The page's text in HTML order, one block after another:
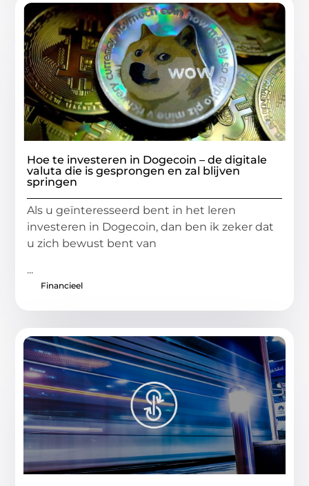
Hoe te investeren in Dogecoin – de digitale
valuta die is gesprongen en zal blijven
springen
Als u geïnteresseerd bent in het leren
investeren in Dogecoin, dan ben ik zeker dat
u zich bewust bent van
...
Financieel